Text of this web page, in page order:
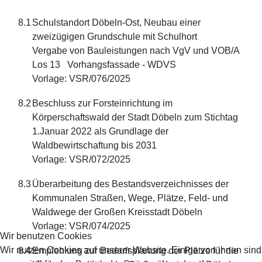
8.1 Schulstandort Döbeln-Ost, Neubau einer
zweizügigen Grundschule mit Schulhort
Vergabe von Bauleistungen nach VgV und VOB/A
Los 13 Vorhangsfassade - WDVS
Vorlage: VSR/076/2025
8.2 Beschluss zur Forsteinrichtung im
Körperschaftswald der Stadt Döbeln zum Stichtag
1.Januar 2022 als Grundlage der
Waldbewirtschaftung bis 2031
Vorlage: VSR/072/2025
8.3Überarbeitung des Bestandsverzeichnisses der
Kommunalen Straßen, Wege, Plätze, Feld- und
Waldwege der Großen Kreisstadt Döbeln
Vorlage: VSR/074/2025
8.4Empfehlung zur Bedarfsplanung der Plätze für die
Wir benutzen Cookies
Wir nutzen Cookies auf unserer Website. Einige von ihnen sind